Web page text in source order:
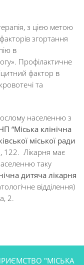
з цією метою
згортання
в
Профілактичне
фактор в
та
населенню з
“Міська клінічна
міської ради
122. Лікарня має
таку
дитяча лікарня
відділення)
2.
"МІСЬКА